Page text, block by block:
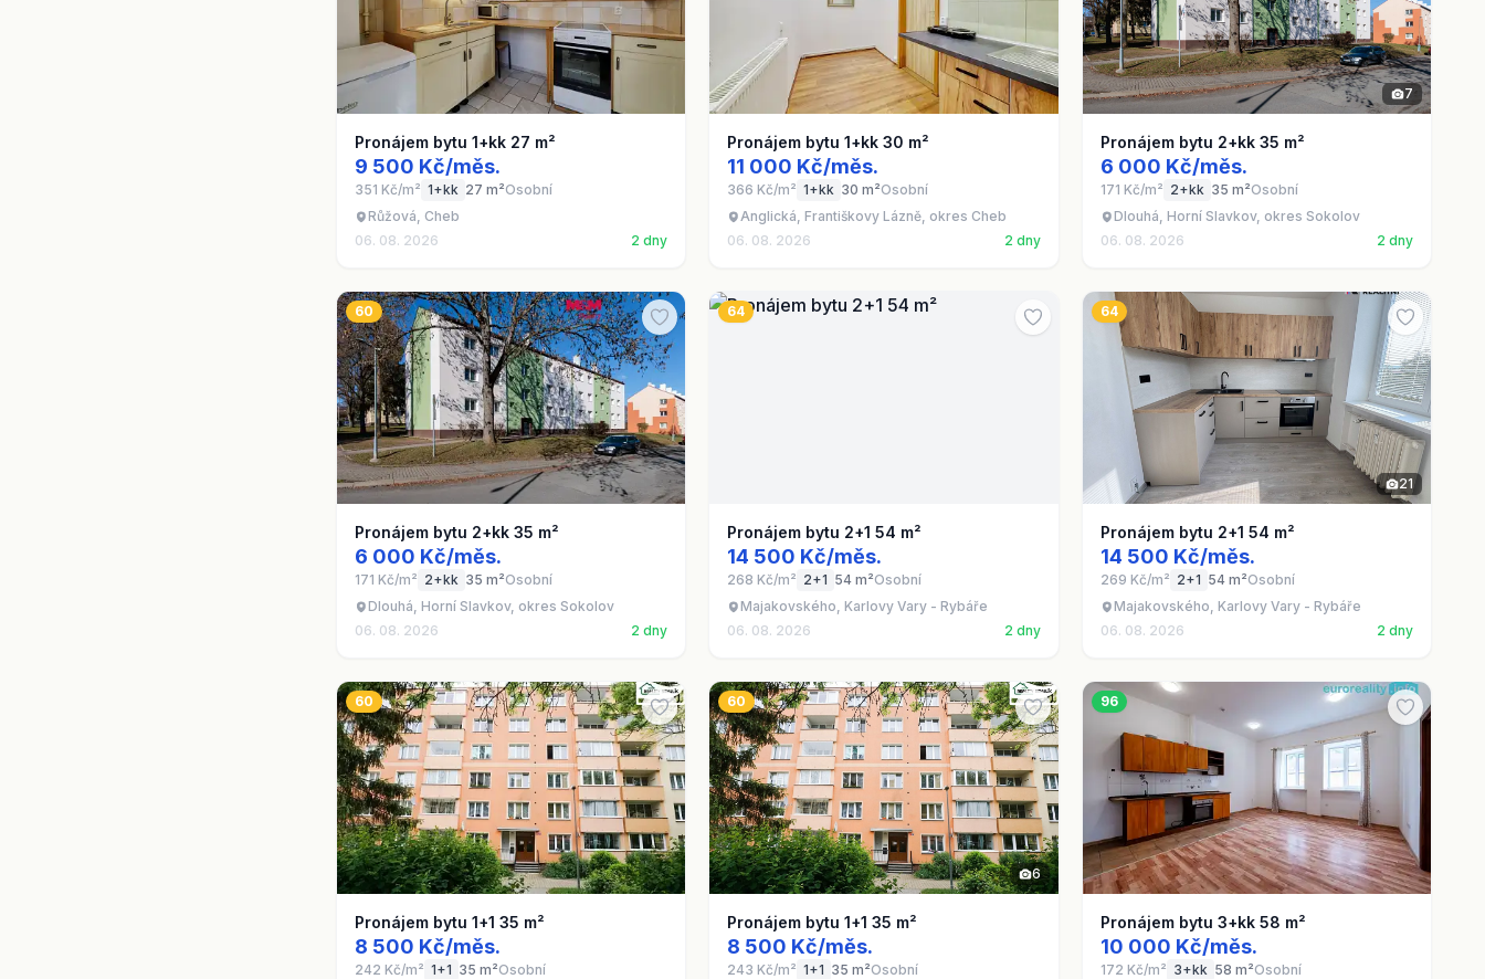
Pronájem bytu 1+kk 27 m²
9 500 Kč/měs.
351 Kč/m² 1+kk 27 m²Osobní
Růžová, Cheb
06. 08. 2026
2 dny
Pronájem bytu 1+kk 30 m²
11 000 Kč/měs.
366 Kč/m² 1+kk 30 m²Osobní
Anglická, Františkovy Lázně, okres Cheb
06. 08. 2026
2 dny
7
Pronájem bytu 2+kk 35 m²
6 000 Kč/měs.
171 Kč/m² 2+kk 35 m²Osobní
Dlouhá, Horní Slavkov, okres Sokolov
06. 08. 2026
2 dny
60
Pronájem bytu 2+kk 35 m²
6 000 Kč/měs.
171 Kč/m² 2+kk 35 m²Osobní
Dlouhá, Horní Slavkov, okres Sokolov
06. 08. 2026
2 dny
64
Pronájem bytu 2+1 54 m²
14 500 Kč/měs.
268 Kč/m² 2+1 54 m²Osobní
Majakovského, Karlovy Vary - Rybáře
06. 08. 2026
2 dny
64
21
Pronájem bytu 2+1 54 m²
14 500 Kč/měs.
269 Kč/m² 2+1 54 m²Osobní
Majakovského, Karlovy Vary - Rybáře
06. 08. 2026
2 dny
60
Pronájem bytu 1+1 35 m²
8 500 Kč/měs.
242 Kč/m² 1+1 35 m²Osobní
60
6
Pronájem bytu 1+1 35 m²
8 500 Kč/měs.
243 Kč/m² 1+1 35 m²Osobní
96
Pronájem bytu 3+kk 58 m²
10 000 Kč/měs.
172 Kč/m² 3+kk 58 m²Osobní